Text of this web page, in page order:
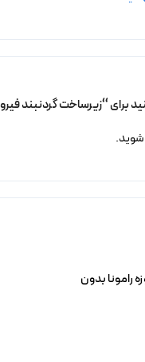
برای “زیرساخت گردنبند
شوید.
رامونا بدون